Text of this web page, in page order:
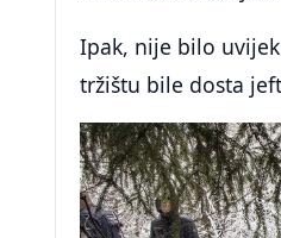
Ipak, nije bilo
tržištu bile dosta